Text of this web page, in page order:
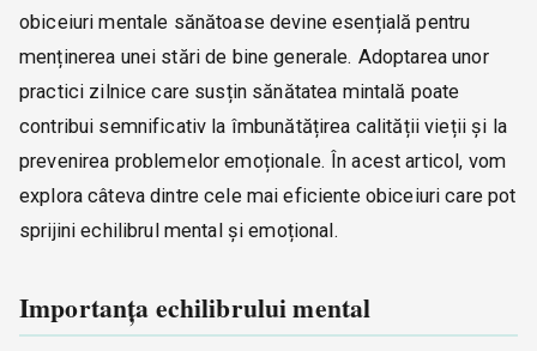
obiceiuri mentale sănătoase devine esențială pentru
menținerea unei stări de bine generale. Adoptarea unor
practici zilnice care susțin sănătatea mintală poate
contribui semnificativ la îmbunătățirea calității vieții și la
prevenirea problemelor emoționale. În acest articol, vom
explora câteva dintre cele mai eficiente obiceiuri care pot
sprijini echilibrul mental și emoțional.
Importanța echilibrului mental